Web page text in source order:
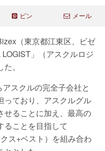
ピン メール
（東京都江東区、ビゼ
」（アスクルロジ
。
スクルの完全子会社と
っており、アスクルグル
せることに加え、最高の
ることを目指して
ス+ベスト）を組み合わ